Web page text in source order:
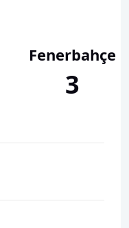
Fenerbahçe
3